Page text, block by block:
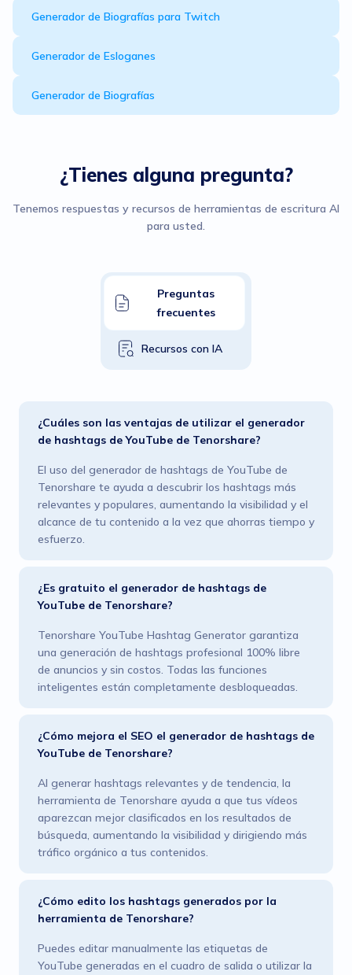
Generador de Biografías para Twitch
Generador de Esloganes
Generador de Biografías
¿Tienes alguna pregunta?
Tenemos respuestas y recursos de herramientas de escritura Al
para usted.
Preguntas
frecuentes
Recursos con IA
¿Cuáles son las ventajas de utilizar el generador
de hashtags de YouTube de Tenorshare?
El uso del generador de hashtags de YouTube de
Tenorshare te ayuda a descubrir los hashtags más
relevantes y populares, aumentando la visibilidad y el
alcance de tu contenido a la vez que ahorras tiempo y
esfuerzo.
¿Es gratuito el generador de hashtags de
YouTube de Tenorshare?
Tenorshare YouTube Hashtag Generator garantiza
una generación de hashtags profesional 100% libre
de anuncios y sin costos. Todas las funciones
inteligentes están completamente desbloqueadas.
¿Cómo mejora el SEO el generador de hashtags de
YouTube de Tenorshare?
Al generar hashtags relevantes y de tendencia, la
herramienta de Tenorshare ayuda a que tus vídeos
aparezcan mejor clasificados en los resultados de
búsqueda, aumentando la visibilidad y dirigiendo más
tráfico orgánico a tus contenidos.
¿Cómo edito los hashtags generados por la
herramienta de Tenorshare?
Puedes editar manualmente las etiquetas de
YouTube generadas en el cuadro de salida o utilizar la